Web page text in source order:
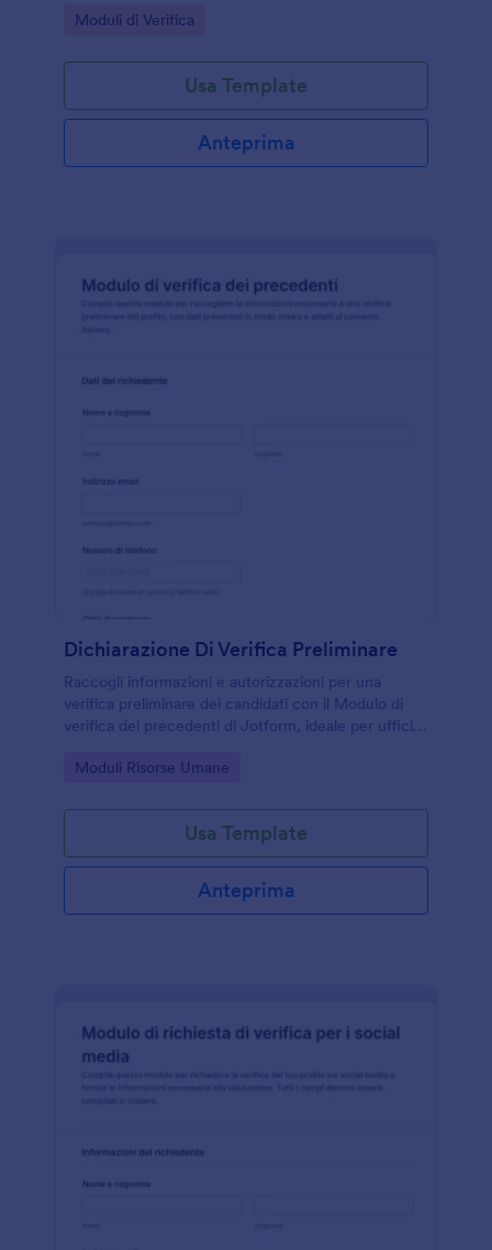
le richieste in modo rapido.
Go to Category:
Moduli di Verifica
Usa Template
Anteprima
Dichiarazione Di Verifica Preliminare
Raccogli informazioni e autorizzazioni per una
verifica preliminare dei candidati con il Modulo di
verifica dei precedenti di Jotform, ideale per uffici
con inserimenti frequenti.
Go to Category:
Moduli Risorse Umane
Usa Template
Anteprima